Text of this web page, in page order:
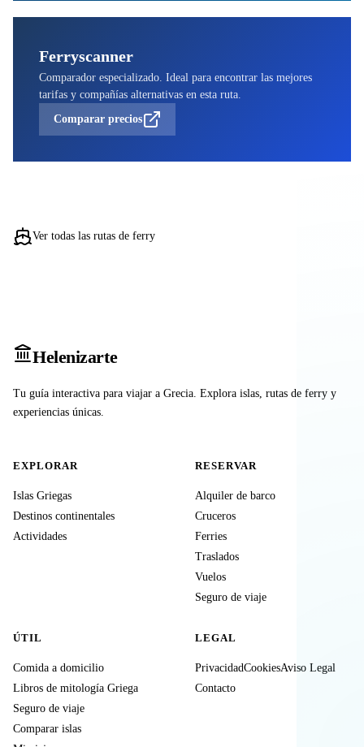
Ferryscanner
Comparador especializado. Ideal para encontrar las mejores
tarifas y compañías alternativas en esta ruta.
Comparar precios
Ver todas las rutas de ferry
Helenizarte
Tu guía interactiva para viajar a Grecia. Explora islas, rutas de ferry y
experiencias únicas.
EXPLORAR
Islas Griegas
Destinos continentales
Actividades
RESERVAR
Alquiler de barco
Cruceros
Ferries
Traslados
Vuelos
Seguro de viaje
ÚTIL
Comida a domicilio
Libros de mitología Griega
Seguro de viaje
Comparar islas
LEGAL
PrivacidadCookiesAviso Legal
Contacto